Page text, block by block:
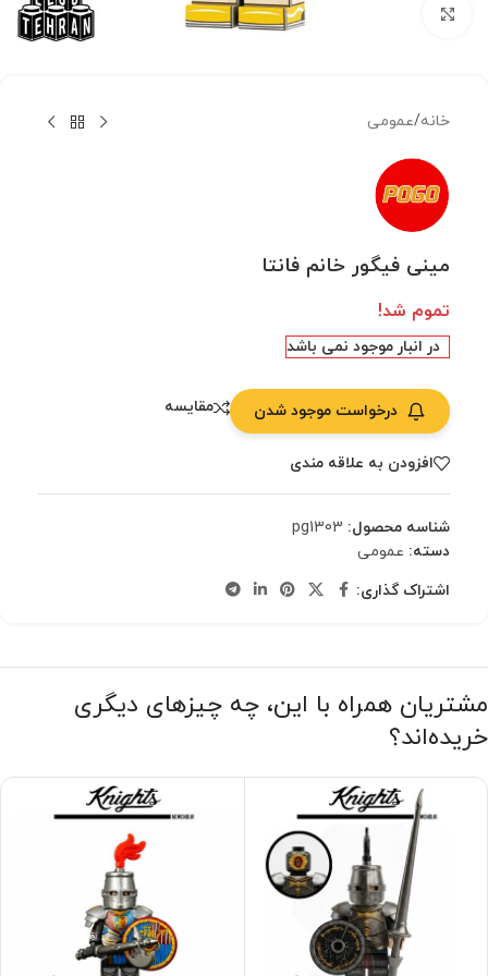
خانه/عمومی
مینی فیگور خانم فانتا
تموم شد!
در انبار موجود نمی باشد
درخواست موجود شدن مقایسه
افزودن به علاقه مندی
شناسه محصول: pg1303
دسته: عمومی
اشتراک گذاری:
مشتریان همراه با این، چه چیزهای دیگری
خریده‌اند؟